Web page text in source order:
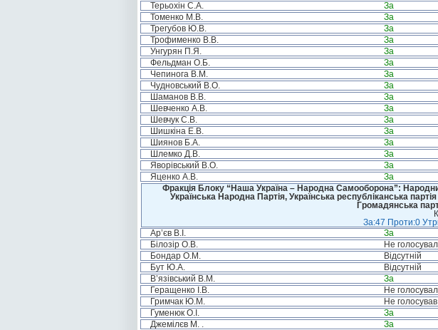
Терьохін С.А.
За
Томенко М.В.
За
Трегубов Ю.В.
За
Трофименко В.В.
За
Унгурян П.Я.
За
Фельдман О.Б.
За
Чепинога В.М.
За
Чудновський В.О.
За
Шаманов В.В.
За
Шевченко А.В.
За
Шевчук С.В.
За
Шишкіна Е.В.
За
Шиянов Б.А.
За
Шлемко Д.В.
За
Яворівський В.О.
За
Яценко А.В.
За
Фракція Блоку “Наша Україна – Народна Самооборона”:
Українська Народна Партія, Українська республіканська
Громадянська
За:47 Проти:0
Ар’єв В.І.
За
Білозір О.В.
Не
Бондар О.М.
Відсутній
Бут Ю.А.
Відсутній
В’язівський В.М.
За
Геращенко І.В.
Не
Гримчак Ю.М.
Не голосував
Гуменюк О.І.
За
Джемілєв М. .
За